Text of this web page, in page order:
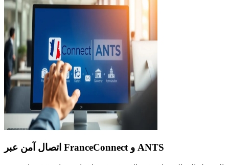
اتصال آمن عبر FranceConnect و ANTS